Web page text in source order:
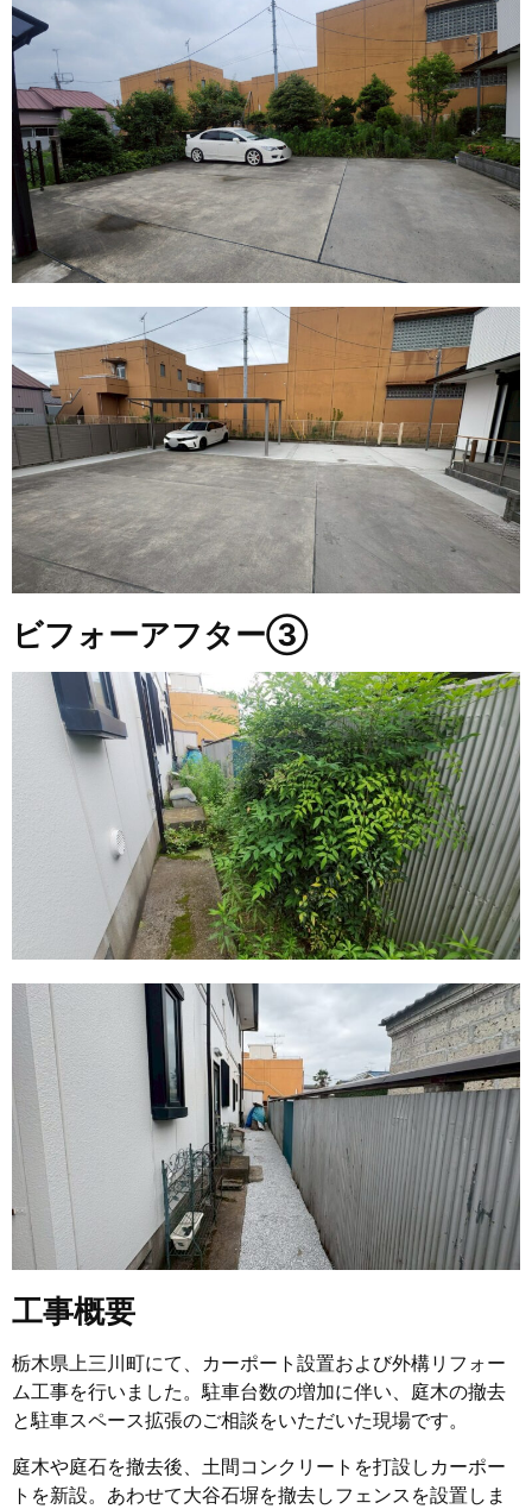
ビフォーアフター③
工事概要
栃木県上三川町にて、カーポート設置および外構リフォー
ム工事を行いました。駐車台数の増加に伴い、庭木の撤去
と駐車スペース拡張のご相談をいただいた現場です。
庭木や庭石を撤去後、土間コンクリートを打設しカーポー
トを新設。あわせて大谷石塀を撤去しフェンスを設置しま